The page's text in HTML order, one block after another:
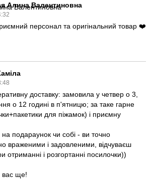
Алина Валентиновна
персонал та оригінальний товар ❤️
доставку: замовила у четвер о 3,
о 12 годині в п'ятницю; за таке гарне
для піжамок) і приємну
подараунок чи собі - ви точно
враженими і задовленими, відчуваєш
і розгортанні посилочки))
вас ще!